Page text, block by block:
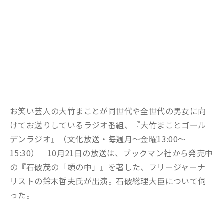
お笑い芸人の大竹まことが同世代や全世代の男女に向
けてお送りしているラジオ番組、『大竹まことゴール
デンラジオ』（文化放送・毎週月〜金曜13:00～
15:30） 10月21日の放送は、ブックマン社から発売中
の『石破茂の「頭の中」』を著した、フリージャーナ
リストの鈴木哲夫氏が出演。石破総理大臣について伺
った。